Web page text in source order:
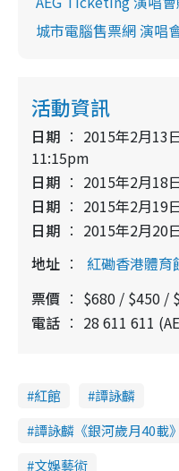
城市電腦售票網 演唱
活動資訊
日期
2015年2月13
11:15pm
日期
2015年2月18
日期
2015年2月19
日期
2015年2月20
地址
紅磡香港體育
票價
$680 / $450 /
電話
28 611 611
紅館
譚詠麟
譚詠麟《銀河歲月40載
文娛藝術